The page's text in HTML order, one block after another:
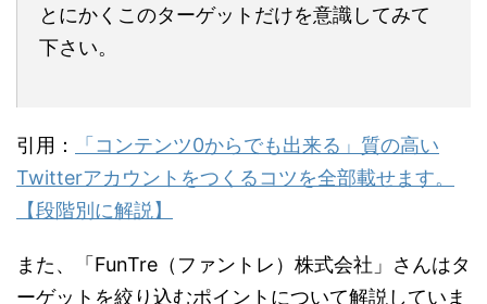
とにかくこのターゲットだけを意識してみて
下さい。
引用：
「コンテンツ0からでも出来る」質の高い
Twitterアカウントをつくるコツを全部載せます。
【段階別に解説】
また、「FunTre（ファントレ）株式会社」さんはタ
ーゲットを絞り込むポイントについて解説していま